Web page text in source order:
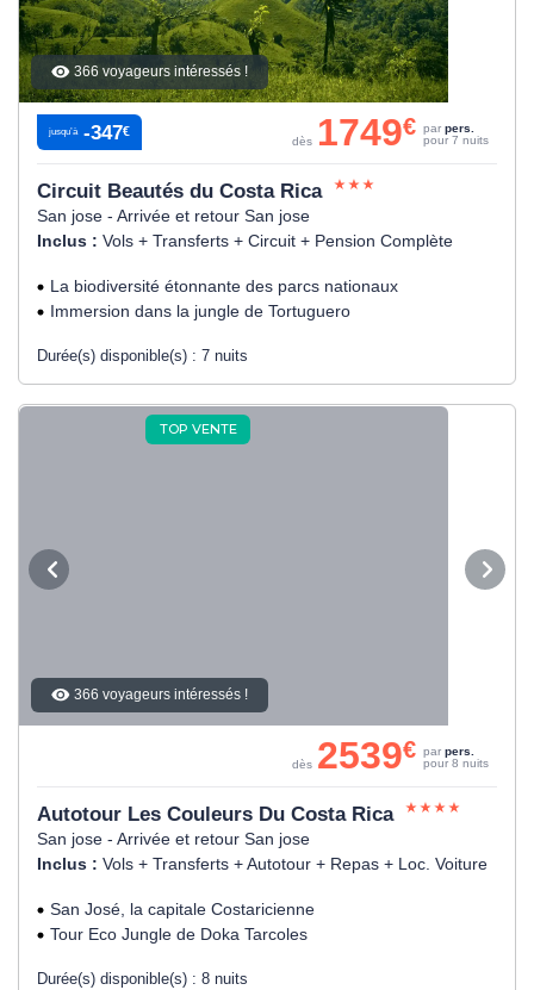
366 voyageurs intéressés !
Circuit Beautés du Costa Rica
San jose - Arrivée et retour San jose
Inclus : Vols + Transferts + Circuit + Pension Complète
La biodiversité étonnante des parcs nationaux
Immersion dans la jungle de Tortuguero
Durée(s) disponible(s) : 7 nuits
jusqu’à -347€
dès 1749€ par pers.
pour 7 nuits
TOP VENTE
366 voyageurs intéressés !
Autotour Les Couleurs Du Costa Rica
San jose - Arrivée et retour San jose
Inclus : Vols + Transferts + Autotour + Repas + Loc. Voiture
San José, la capitale Costaricienne
Tour Eco Jungle de Doka Tarcoles
Durée(s) disponible(s) : 8 nuits
dès 2539€ par pers.
pour 8 nuits